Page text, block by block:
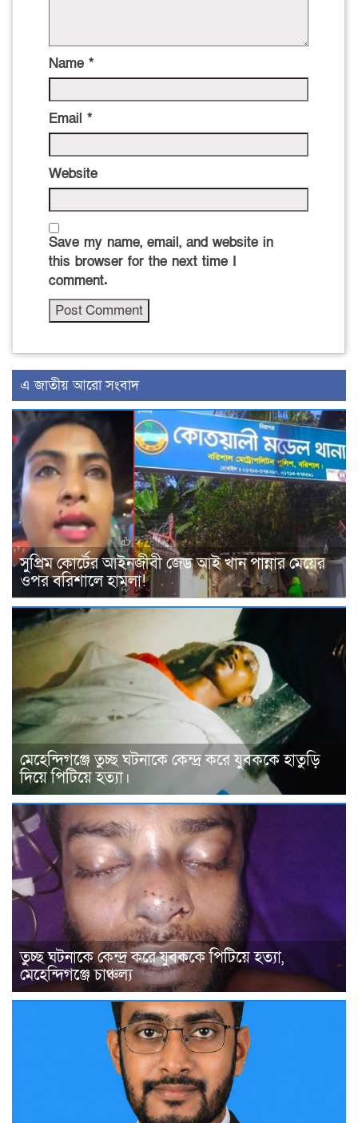
Name *
Email *
Website
Save my name, email, and website in
this browser for the next time I
comment.
এ জাতীয় আরো সংবাদ
সুপ্রিম কোর্টের আইনজীবী জেড আই খান পান্নার মেয়ের
ওপর বরিশালে হামলা!
মেহেন্দিগঞ্জে তুচ্ছ ঘটনাকে কেন্দ্র করে যুবককে হাতুড়ি
দিয়ে পিটিয়ে হত্যা।
তুচ্ছ ঘটনাকে কেন্দ্র করে যুবককে পিটিয়ে হত্যা,
মেহেন্দিগঞ্জে চাঞ্চল্য